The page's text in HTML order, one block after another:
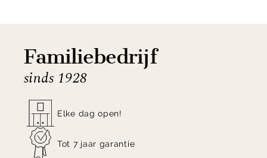
Familiebedrijf
sinds 1928
Elke dag open!
Tot 7 jaar garantie